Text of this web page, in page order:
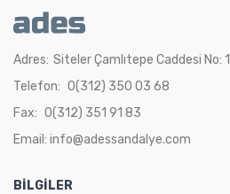
Adres: Siteler Çamlıtepe Caddesi No:
Telefon: 0(312) 350 03 68
Fax: 0(312) 351 91 83
Email: info@adessandalye.com
BILGILER